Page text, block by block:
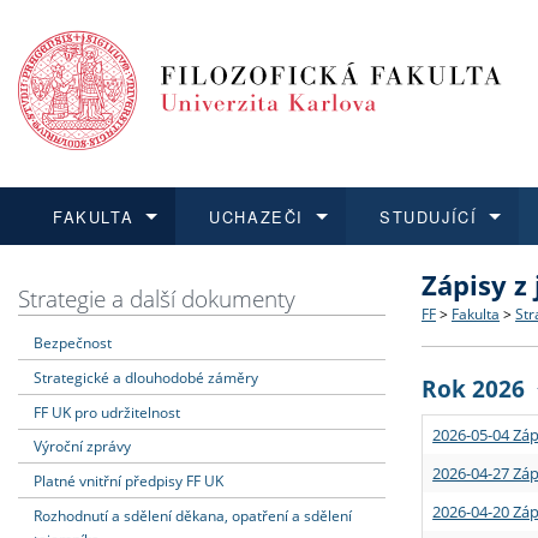
FAKULTA
Dozvědět se více
Struktura
Strategie
Podpora
UCHAZEČI
Podat přihlášku
Co
Učitelské
STUDUJÍCÍ
Dozvědět se více
Rigorózní
Dozvědět se více
O vědě a
Granty a
Dozvědět se více
Aktuální
Strategie a další dokumenty
Bezpečnost
Strategické a dlouhodobé záměry
FF UK pro udržitelnost
Výroční zprávy
Platné vnitřní předpisy FF UK
Rozhodnutí a sdělení děkana, opatření a sdělení
Zápisy
FF > Fakulta >
Rok 2026
2026-05-04
2026-04-27
2026-04-20